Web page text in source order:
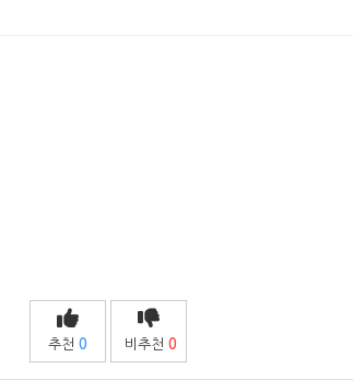
추천 0 비추천 0